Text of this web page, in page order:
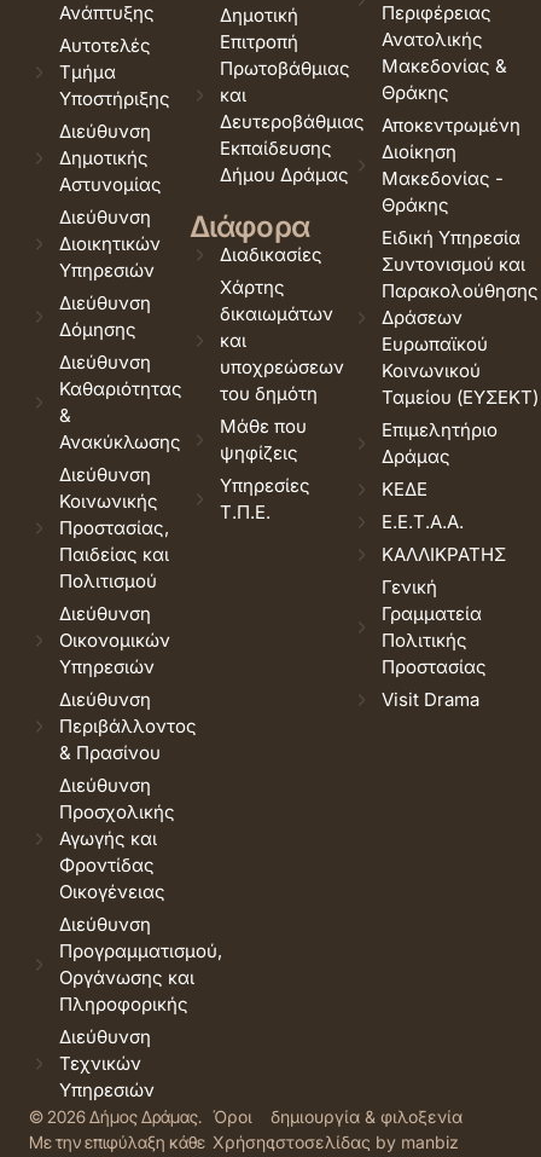
Ανάπτυξης
Αυτοτελές
Τμήμα
Υποστήριξης
Διεύθυνση
Δημοτικής
Αστυνομίας
Διεύθυνση
Διοικητικών
Υπηρεσιών
Διεύθυνση
Δόμησης
Διεύθυνση
Καθαριότητας
&
Ανακύκλωσης
Διεύθυνση
Κοινωνικής
Προστασίας,
Παιδείας και
Πολιτισμού
Διεύθυνση
Οικονομικών
Υπηρεσιών
Διεύθυνση
Περιβάλλοντος
& Πρασίνου
Διεύθυνση
Προσχολικής
Αγωγής και
Φροντίδας
Οικογένειας
Διεύθυνση
Προγραμματισμού,
Οργάνωσης και
Πληροφορικής
Διεύθυνση
Τεχνικών
Υπηρεσιών
Δημοτική
Επιτροπή
Πρωτοβάθμιας
και
Δευτεροβάθμιας
Εκπαίδευσης
Δήμου Δράμας
Διάφορα
Διαδικασίες
Χάρτης
δικαιωμάτων
και
υποχρεώσεων
του δημότη
Μάθε που
ψηφίζεις
Υπηρεσίες
Τ.Π.Ε.
Περιφέρειας
Ανατολικής
Μακεδονίας &
Θράκης
Αποκεντρωμένη
Διοίκηση
Μακεδονίας -
Θράκης
Ειδική Υπηρεσία
Συντονισμού και
Παρακολούθησης
Δράσεων
Ευρωπαϊκού
Κοινωνικού
Ταμείου (ΕΥΣΕΚΤ)
Επιμελητήριο
Δράμας
ΚΕΔΕ
Ε.Ε.Τ.Α.Α.
ΚΑΛΛΙΚΡΑΤΗΣ
Γενική
Γραμματεία
Πολιτικής
Προστασίας
Visit Drama
© 2026 Δήμος Δράμας.
Με την επιφύλαξη κάθε
Όροι
Χρήσης
δημιουργία & φιλοξενία
ιστοσελίδας by manbiz